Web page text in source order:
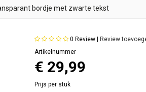
bordje met zwarte tekst
0 Review |
Review
Artikelnummer
€ 29,99
Prijs per stuk